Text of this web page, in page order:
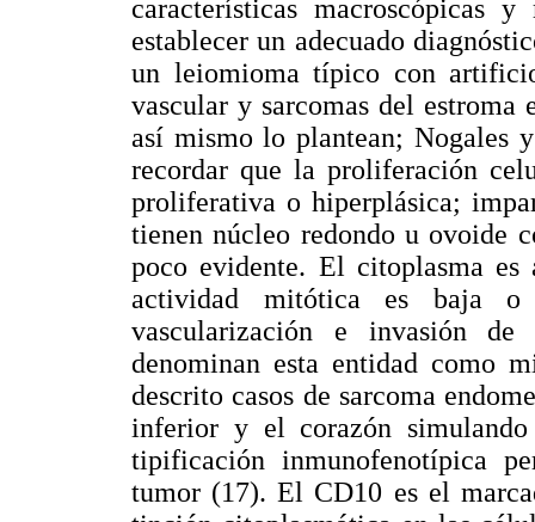
características macroscópicas
establecer un adecuado
un leiomioma típico con
vascular y sarcomas del
así mismo lo plantean; Nogales
recordar que la proliferación
proliferativa o hiperplásica;
tienen núcleo redondo u ovoide
poco evidente. El citoplasma
actividad mitótica es baja o
vascularización e invasión
denominan esta entidad como
descrito casos de sarcoma
inferior y el corazón
tipificación inmunofenotípica
tumor (17). El CD10 es el